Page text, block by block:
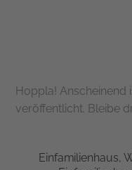
Hoppla! Anscheinend
veröffentlicht. Bleibe
Einfamilienhaus,